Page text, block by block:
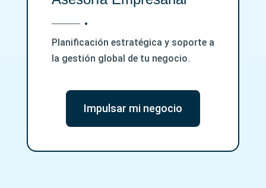
Planificación estratégica y soporte a
la gestión global de tu negocio.
Impulsar mi negocio